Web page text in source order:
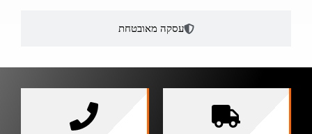
עסקה מאובטחת